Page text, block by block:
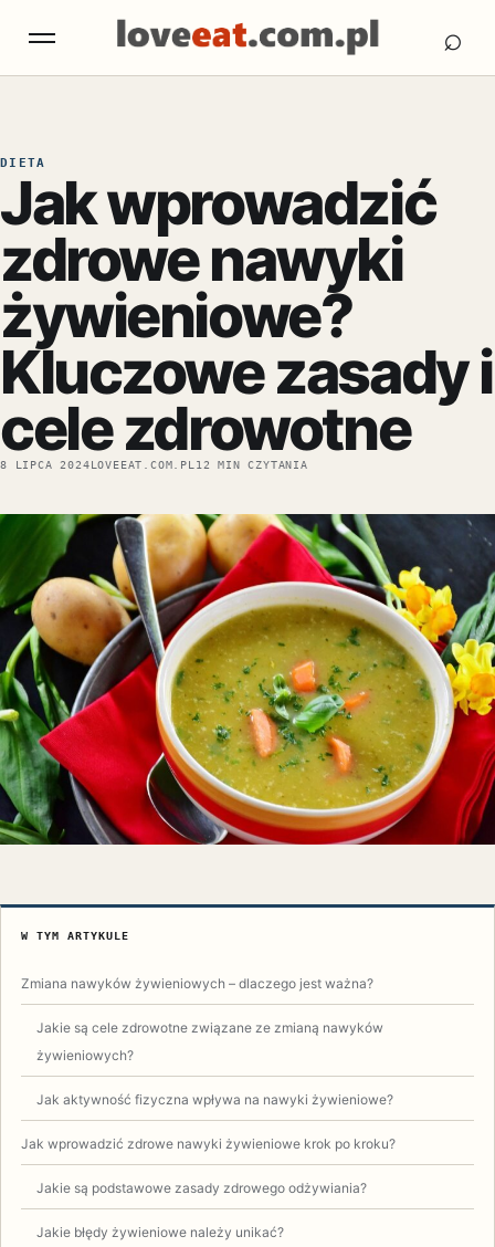
Otwórz menu ⌕
DIETA
Jak wprowadzić
zdrowe nawyki
żywieniowe?
Kluczowe zasady i
cele zdrowotne
8 LIPCA 2024LOVEEAT.COM.PL 12 MIN CZYTANIA
W TYM ARTYKULE
Zmiana nawyków żywieniowych – dlaczego jest ważna?
Jakie są cele zdrowotne związane ze zmianą nawyków
żywieniowych?
Jak aktywność fizyczna wpływa na nawyki żywieniowe?
Jak wprowadzić zdrowe nawyki żywieniowe krok po kroku?
Jakie są podstawowe zasady zdrowego odżywiania?
Jakie błędy żywieniowe należy unikać?